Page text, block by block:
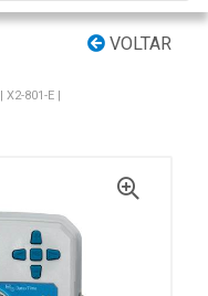
VOLTAR
X2-801-E |